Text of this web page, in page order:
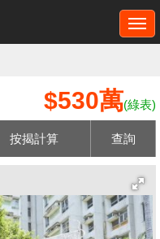
$530萬(綠表)
按揭計算 查詢